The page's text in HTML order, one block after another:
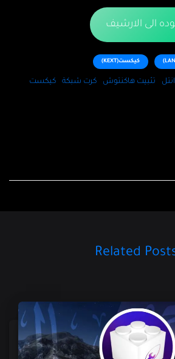
الى الارشيف
كيكست(KEXT)
انتل تثبيت هاكنتوش كرت شبكة كيكست
Related